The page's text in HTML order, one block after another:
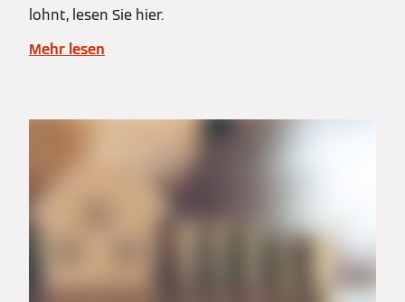
lohnt, lesen Sie hier.
Mehr lesen